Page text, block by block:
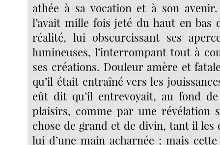
athée à sa vocation et à son
l’avait mille fois jeté du haut en bas
réalité, lui obscurcissant ses
lumineuses, l’interrompant tout à
ses créations. Douleur amère et
qu’il était entraîné vers les
eût dit qu’il entrevoyait, au fond
plaisirs, comme par une révélation
chose de grand et de divin, tant il
lui d’une main acharnée ; mais